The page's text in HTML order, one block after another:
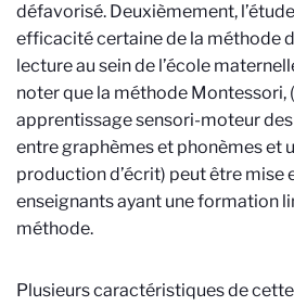
défavorisé. Deuxièmement,
efficacité certaine de la méthode
lecture au sein de l’école
noter que la méthode Montessori,
apprentissage sensori-moteur
entre graphèmes et phonèmes et
production d’écrit) peut être mise
enseignants ayant une formation
méthode.
Plusieurs caractéristiques de